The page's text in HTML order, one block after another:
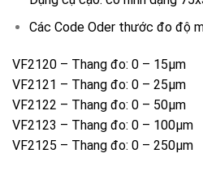
Các Code Oder thước đo độ
VF2120 – Thang đo: 0 – 15µm
VF2121 – Thang đo: 0 – 25µm
VF2122 – Thang đo: 0 – 50µm
VF2123 – Thang đo: 0 – 100µm
VF2125 – Thang đo: 0 – 250µm